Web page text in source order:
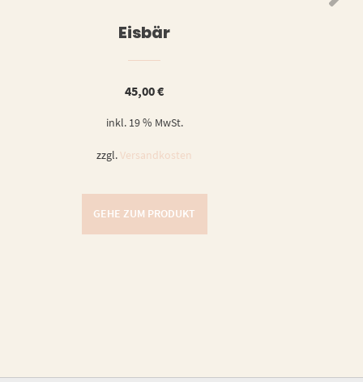
Eisbär
45,00€
inkl. 19 % MwSt.
zzgl.Versandkosten
GEHE ZUM PRODUKT